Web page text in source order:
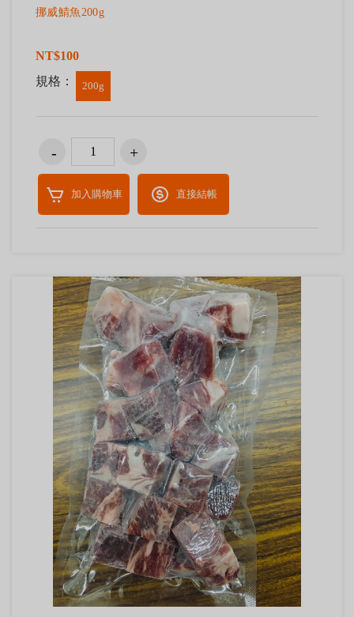
挪威鯖魚200g
NT$100
規格：
200g
加入購物車 直接結帳